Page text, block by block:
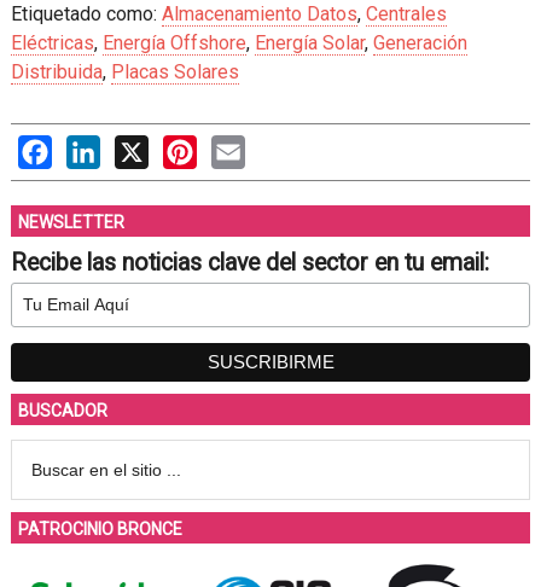
Etiquetado como: Almacenamiento Datos, Centrales
Eléctricas, Energía Offshore, Energía Solar, Generación
Distribuida, Placas Solares
FacebookLinkedIn
X PinterestEmail
NEWSLETTER
Recibe las noticias clave del sector en tu email:
BUSCADOR
PATROCINIO BRONCE